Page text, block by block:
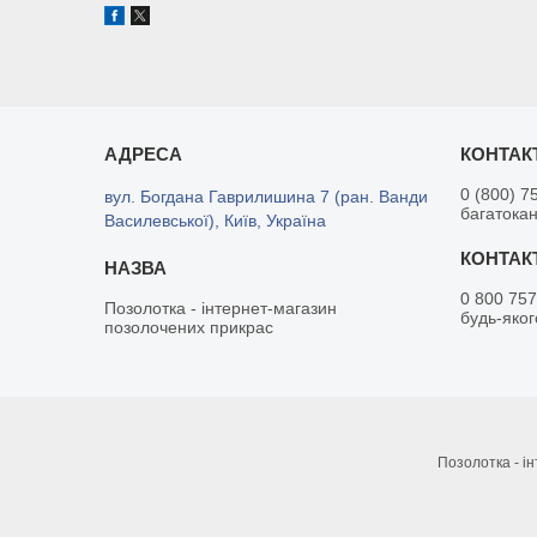
вул. Богдана Гаврилишина 7 (ран. Ванди
Василевської), Київ, Україна
Позолотка - інтернет-магазин
позолочених прикрас
0 (800)
0 800 757
будь-